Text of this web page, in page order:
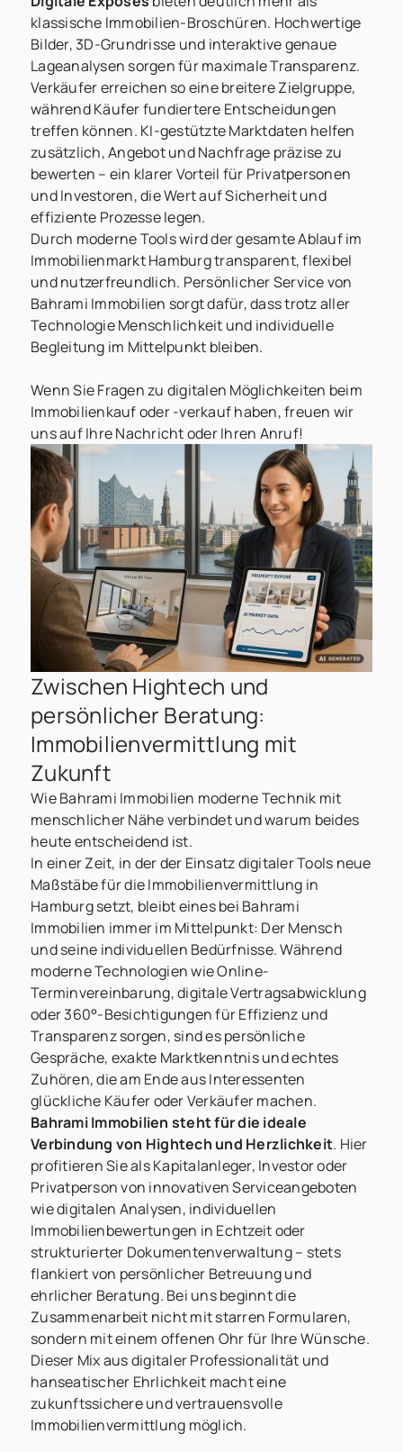
klassische Immobilien-Broschüren. Hochwertige
Bilder, 3D-Grundrisse und interaktive genaue
Lageanalysen sorgen für maximale Transparenz.
Verkäufer erreichen so eine breitere Zielgruppe,
während Käufer fundiertere Entscheidungen
treffen können. KI-gestützte Marktdaten helfen
zusätzlich, Angebot und Nachfrage präzise zu
bewerten – ein klarer Vorteil für Privatpersonen
und Investoren, die Wert auf Sicherheit und
effiziente Prozesse legen.
Durch moderne Tools wird der gesamte Ablauf im
Immobilienmarkt Hamburg transparent, flexibel
und nutzerfreundlich. Persönlicher Service von
Bahrami Immobilien sorgt dafür, dass trotz aller
Technologie Menschlichkeit und individuelle
Begleitung im Mittelpunkt bleiben.
Wenn Sie Fragen zu digitalen Möglichkeiten beim
Immobilienkauf oder -verkauf haben, freuen wir
uns auf Ihre Nachricht oder Ihren Anruf!
Zwischen Hightech und
persönlicher Beratung:
Immobilienvermittlung mit
Zukunft
Wie Bahrami Immobilien moderne Technik mit
menschlicher Nähe verbindet und warum beides
heute entscheidend ist.
In einer Zeit, in der der Einsatz digitaler Tools neue
Maßstäbe für die Immobilienvermittlung in
Hamburg setzt, bleibt eines bei Bahrami
Immobilien immer im Mittelpunkt: Der Mensch
und seine individuellen Bedürfnisse. Während
moderne Technologien wie Online-
Terminvereinbarung, digitale Vertragsabwicklung
oder 360°-Besichtigungen für Effizienz und
Transparenz sorgen, sind es persönliche
Gespräche, exakte Marktkenntnis und echtes
Zuhören, die am Ende aus Interessenten
glückliche Käufer oder Verkäufer machen.
Bahrami Immobilien steht für die ideale
Verbindung von Hightech und Herzlichkeit. Hier
profitieren Sie als Kapitalanleger, Investor oder
Privatperson von innovativen Serviceangeboten
wie digitalen Analysen, individuellen
Immobilienbewertungen in Echtzeit oder
strukturierter Dokumentenverwaltung – stets
flankiert von persönlicher Betreuung und
ehrlicher Beratung. Bei uns beginnt die
Zusammenarbeit nicht mit starren Formularen,
sondern mit einem offenen Ohr für Ihre Wünsche.
Dieser Mix aus digitaler Professionalität und
hanseatischer Ehrlichkeit macht eine
zukunftssichere und vertrauensvolle
Immobilienvermittlung möglich.